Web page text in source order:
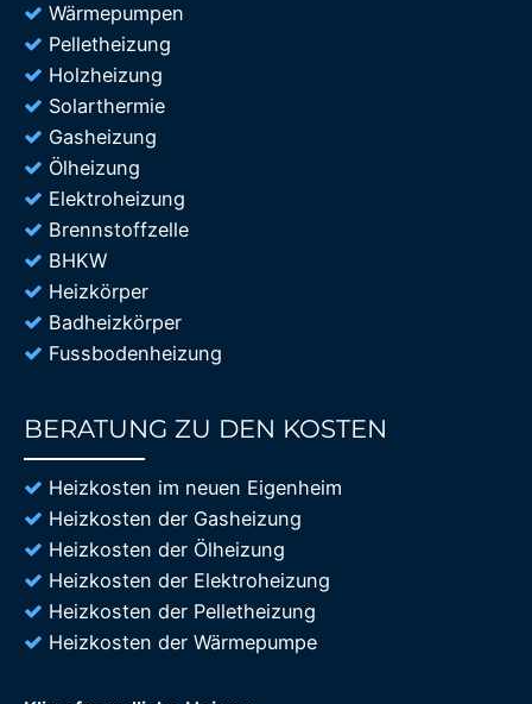
Wärmepumpen
Pelletheizung
Holzheizung
Solarthermie
Gasheizung
Ölheizung
Elektroheizung
Brennstoffzelle
BHKW
Heizkörper
Badheizkörper
Fussbodenheizung
BERATUNG ZU DEN KOSTEN
Heizkosten im neuen Eigenheim
Heizkosten der Gasheizung
Heizkosten der Ölheizung
Heizkosten der Elektroheizung
Heizkosten der Pelletheizung
Heizkosten der Wärmepumpe